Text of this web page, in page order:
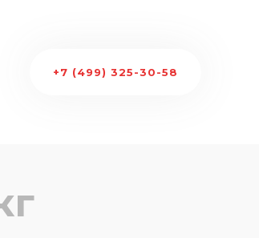
+7 (499) 325-30-58